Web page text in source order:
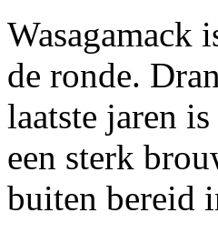
Wasagamack
de ronde.
laatste jaren
een sterk
buiten bereid